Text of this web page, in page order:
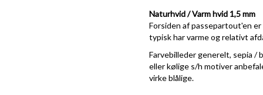
Naturhvid / Varm hvid 1,5 mm
Forsiden af passepartout'en
typisk har varme og relativt
Farvebilleder generelt, sepia /
eller kølige s/h motiver
virke blålige.